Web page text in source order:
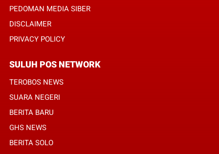
PEDOMAN MEDIA SIBER
DISCLAIMER
PRIVACY POLICY
SULUH POS NETWORK
TEROBOS NEWS
SUARA NEGERI
BERITA BARU
GHS NEWS
BERITA SOLO